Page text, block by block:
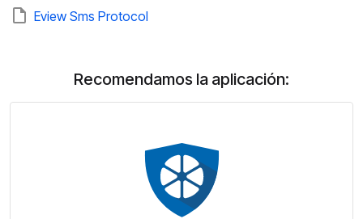
Eview Sms Protocol
Recomendamos la aplicación: